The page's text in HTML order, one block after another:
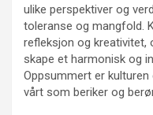
ulike perspektiver og
toleranse og mangfold.
refleksjon og kreativitet,
skape et harmonisk og
Oppsummert er
vårt som beriker og